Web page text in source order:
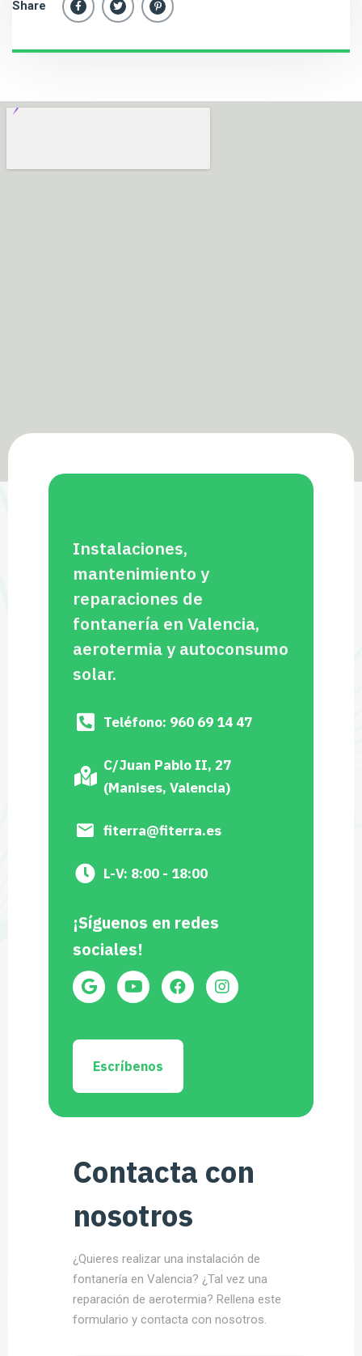
Share
Instalaciones,
mantenimiento y
reparaciones de
fontanería en Valencia,
aerotermia y autoconsumo
solar.
Teléfono: 960 69 14 47
C/Juan Pablo II, 27
(Manises, Valencia)
fiterra@fiterra.es
L-V: 8:00 - 18:00
¡Síguenos en redes
sociales!
Escríbenos
Contacta con
nosotros
¿Quieres realizar una instalación de
fontanería en Valencia? ¿Tal vez una
reparación de aerotermia? Rellena este
formulario y contacta con nosotros.